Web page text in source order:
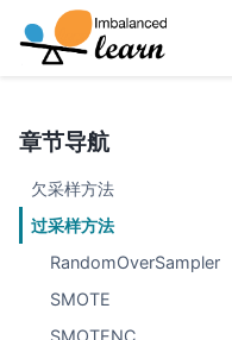
章节导航
欠采样方法
过采样方法
RandomOverSampler
SMOTE
SMOTENC